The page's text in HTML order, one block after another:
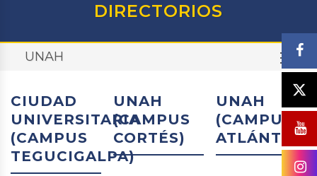
DIRECTORIOS
UNAH
CIUDAD
UNIVERSITARIA
(CAMPUS
TEGUCIGALPA)
UNAH
(CAMPUS
CORTÉS)
UNAH
(CAMPUS
ATLÁNTIDA)